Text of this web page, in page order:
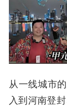
从一线城市
入到河南登